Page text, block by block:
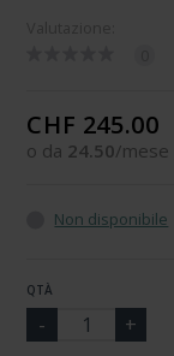
CHF 245.00
o da 24.50/mese
Non disponibile
QTÀ